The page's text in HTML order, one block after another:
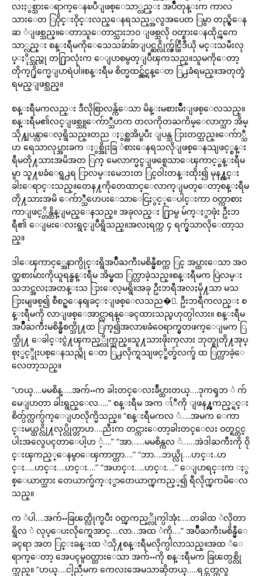
လးႏွစ္သားေရာက္ေနၿပီျဖစ္ေသာ္လည္း အပ်ိဳတုန္းက ကာလ
သားေတ ြဝိုင္းဝိုင္းလည္ေနရသည့္အလွအပေတ ြမွာ တည္ရွိေန
ဆ ဲျဖစ္သည္။ေတာသူေတာင္သားဘဝ ျဖစ္သလို ဝတ္စားေနထိုင္ၾကေ
သာ္လည္း စန္းရီမကိုေသေသခ်ာခ်ာျပင္ဆင္လိုက္လွ်င္ဗြီဒီယို မင္းသမီးလု
ပ္ႏိုင္သည္ဟု တ႐ြာလုံးက ေျပာစမွတ္ျပဳၾကသည္။သူမကိုေတာ့
တိုက္႐ိုက္မေျပာရဲပါ။စန္းရီမ စိတ္မထင္လွ်င္ရန္ေတ ြ႕ခံရမည္။အတုတ္ခံ
ရမည္ျဖစ္သည္။
စန္းရီမကလည္း ဒီလိုစြာလန္က်ဲေသာ မိန္းမစားမ်ိဳးျဖစ္ေလသည္။
စန္းရီမ၏လင္ျဖစ္သူေက်ာ္သီဟက တလကိုတႀကိမ္ေလာက္သာ အိမ္
သို႔ျပန္လာေလ့ရွိသည္။တည ႏွစ္ညအိပ္ၿပီး ျပန္သ ြားတတ္သည္။ေက်ာ္သီ
ဟ ရေသာလုပ္အားခက ႏွစ္အိုးခြ ဲစားေနရသလိုျဖစ္ေနသျဖင့္စန္း
ရီမတို႔သားအမိအတ ြက္ မေလာက္မငွျဖစ္ရေသာေၾကာင့္စန္းရီမ
မွာ သူ႔ၿခံေရွ႕ရ ြာလမ္းမေဘးတ ြင္ဝါးတန္းထိုး၍ မုန႔္ဟင္း
ခါးေရာင္းသည္။တေန႔ကိုတေထာင္ေလာက္ျမတ္ေတာ့စန္းရီမ
တို႔သားအမိ ေက်ာ္သီဟေပးေသာေငြႏွင့္ေပါင္းကာ ဝတ္ကာစား
ကာျဖင့္တိန္တိန္ျမည္ေနသည္။ အခုလည္း ႐ြာမွ မ်က္ႏွာဖုံး ဦးဘ
ရီ၏ ေျမးေလးရွင္ျပဳရွိသည္။အလႈရက္က ၄ ရက္မွ်သာလိုေတာ့သ
ည္။
ဒါေၾကာင့္အေနာက္ပိုင္းရွိအပ်ိဳႀကီးမစိန္မွီစက္တ ြင္ အပ္ထားေသာ အဝ
တ္အစားမ်ားကိုယူရန္စန္းရီမ အိမ္မွထ ြက္လာခဲ့သည္။စန္းရီမက ပြဲလမ္း
သဘင္အလႈအတန္းသ ြားေလ့မရွိ။အခု ဦးဘရီအလႈမို႔သာ မသ
ြားမျဖစ္၍ စီစဥ္ေနရျခင္းျဖစ္ေလသည�္. ဦးဘရီကလည္း စ
န္းရီမကို လာျဖစ္ေအာင္လာရန္ေခၚထားသည္မဟုတ္ပါလား။ စန္းရီမ
အပ်ိဳႀကီးမစိန္မွီစက္သို႔ထ ြက္၍အလာၿခံဝေရာက္မွတဖက္ေျမက ြ
က္သို႔ ေခါင္းငွဲ႔ၾကည့္လိုက္သည္။သူ႔သားဖိုးကုလား ဘုတ္စုတို႔အုပ္
စုႏွင့္ဒိုးပစ္ေနသည္ကို ေတ ြ႕လိုက္ရသျဖင့္စိတ္ခ်လက္ခ် ထ ြက္လာခဲ့ေ
လေတာ့သည္။
“ဟယ္….မမစိန္…..အက်ႌက ခါးတင္ေလးခ်ဳပ္ထားတယ္….ဒုကၡဘ ဲ က်
မေျပာတာ ခါးရွည္ေလ…..” စန္းရီမ အက ၤ်ီကို ျဖန႔္ၾကည့္ရင္း
စိတ္ပ်က္လက္ပ်က္ေျပာလိုက္မိသည္။ “စန္းရီမကလ ဲ…..အမက ေကာ
င္းမယ္ထင္လို႔လုပ္လိုက္တာဟ….ညီးက တင္ကားေတာ့ခါးတင္ေလး ဝတ္ရင္တင္
ပါးအလွေပၚတာေပါ့ဟ ဲ့….” “အာ……မမစိန္ကလ ဲ……အဲဒါႀကီးကို ဝို
င္းၾကည့္ေနမွာေၾကာက္တာ….” “ဘာ….ဘယ္လို….ဟင္း..ဟ
င္း…..ဟင္း….ဟင္း….” “အဟင္း…..ဟင္း….” ေျပာရင္းက ႏွ
စ္ေယာက္သား တေယာက္မ်က္ႏွာတေယာက္ၾကည့္၍ ရီလိုက္ၾကမိေလ
သည္။
က ဲပါ….အက်ႌခြၽတ္လိုက္ၿပီး ဝတ္ၾကည့္လိုက္ပါအုံး…..တခါထ ဲလိုတာ
ရွိလ ဲ လုပ္ေပးလိုက္ရေအာင္….လာ…အထ ဲကို….” အပ်ိဳႀကီးမစိန္မွီေ
ခၚရာ အတ ြင္းခန္းထ ဲသို႔စန္းရီမလိုက္ပါလာသည္။အထ ဲေ
ရာက္ေတာ့ အေပၚမွဝတ္ထားေသာ အက်ႌကို စန္းရီမက ခြၽတ္ပစ္လို
က္သည္။ “ဟယ္….ငါ့ညီမက ကေလးအေမသာဆိုတယ္…..ရင္ဘတ္ကလွ